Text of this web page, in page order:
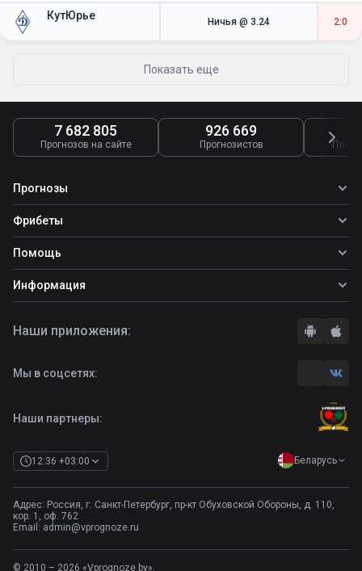
КутЮрье Ничья @ 3.24 2:0
Показать еще
7 682 805
Прогнозов на сайте
926 669
Прогнозистов
Прогнозы
Все прогнозы
Топ ставок
Прогнозы на футбол
Фрибеты
Фрибеты
Помощь
Школа ставок
Вопросы и ответы
Информация
Правила
Контакты
Наши партнеры:
12:36 +03:00 Беларусь
Адрес: Россия, г. Санкт-Петербург, пр-кт Обуховской Обороны, д. 110,
кор. 1, оф. 762
Email: admin@vprognoze.ru
Наши приложения:
Мы в соцсетях:
© 2010 – 2026 «Vprognoze.by».